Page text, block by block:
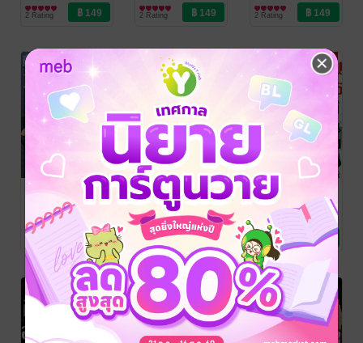
Siam Inter Comics
การ์ตูนทั่วไป
2 Rating
Siam Inter Comics
การ์ตูนทั่วไป
2 Rating
Siam Inter Comics
การ์ตูนทั่วไป
2 Rating
คืนอสูรหมู่บ้าน
ต้องสาป เล่ม 11
Cathy Katou
Siam Inter Comics
การ์ตูนทั่วไป
1 Rating
คืนอสูรหมู่บ้าน
ต้องสาป เล่ม 10
Cathy Katou/
Siam Inter Comics
การ์ตูนทั่วไป
2 Rating
คืนอสูรหมู่บ้าน
ต้องสาป เล่ม 09
Cathy Katou/
Siam Inter Comics
การ์ตูนทั่วไป
4 Rating